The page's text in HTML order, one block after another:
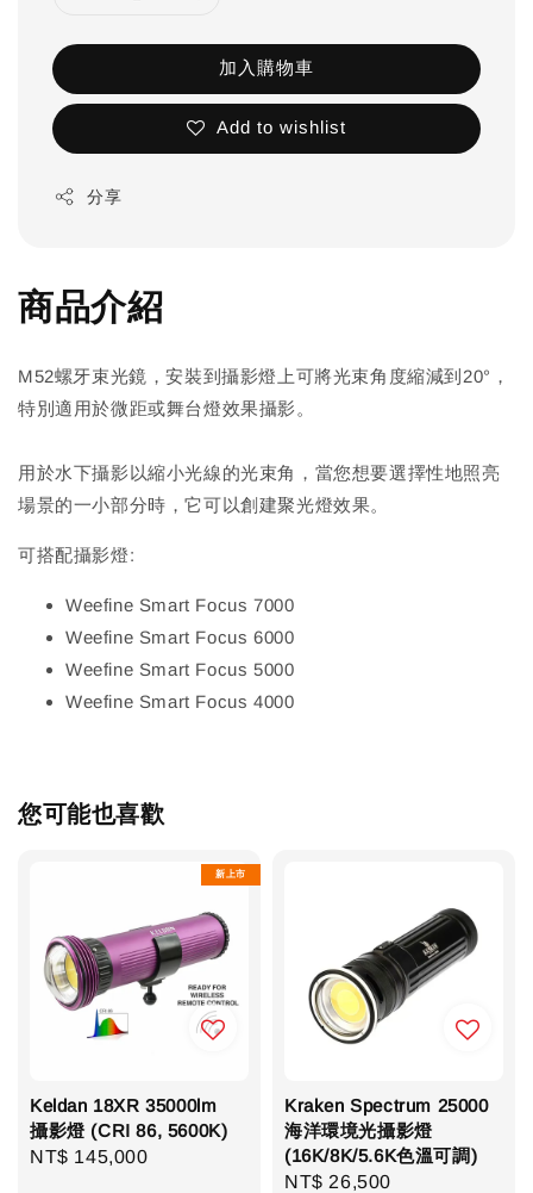
加入購物車
Add to wishlist
分享
商品介紹
M52螺牙束光鏡，安裝到攝影燈上可將光束角度縮減到20°，
特別適用於微距或舞台燈效果攝影。
用於水下攝影以縮小光線的光束角，當您想要選擇性地照亮
場景的一小部分時，它可以創建聚光燈效果。
可搭配攝影燈:
Weefine Smart Focus 7000
Weefine Smart Focus 6000
Weefine Smart Focus 5000
Weefine Smart Focus 4000
您可能也喜歡
新上市
Keldan 18XR 35000lm
攝影燈 (CRI 86, 5600K)
Regular
NT$ 145,000
Kraken Spectrum 25000
海洋環境光攝影燈
(16K/8K/5.6K色溫可調)
Regular
NT$ 26,500